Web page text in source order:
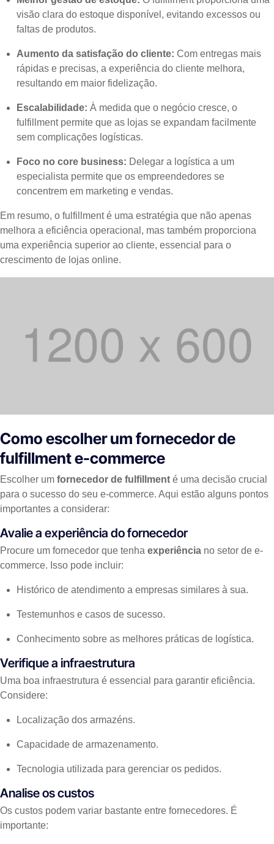
visão clara do estoque disponível, evitando excessos ou
faltas de produtos.
Aumento da satisfação do cliente: Com entregas mais
rápidas e precisas, a experiência do cliente melhora,
resultando em maior fidelização.
Escalabilidade: À medida que o negócio cresce, o
fulfillment permite que as lojas se expandam facilmente
sem complicações logísticas.
Foco no core business: Delegar a logística a um
especialista permite que os empreendedores se
concentrem em marketing e vendas.
Em resumo, o fulfillment é uma estratégia que não apenas
melhora a eficiência operacional, mas também proporciona
uma experiência superior ao cliente, essencial para o
crescimento de lojas online.
Como escolher um fornecedor de
fulfillment e-commerce
Escolher um fornecedor de fulfillment é uma decisão crucial
para o sucesso do seu e-commerce. Aqui estão alguns pontos
importantes a considerar:
Avalie a experiência do fornecedor
Procure um fornecedor que tenha experiência no setor de e-
commerce. Isso pode incluir:
Histórico de atendimento a empresas similares à sua.
Testemunhos e casos de sucesso.
Conhecimento sobre as melhores práticas de logística.
Verifique a infraestrutura
Uma boa infraestrutura é essencial para garantir eficiência.
Considere:
Localização dos armazéns.
Capacidade de armazenamento.
Tecnologia utilizada para gerenciar os pedidos.
Analise os custos
Os custos podem variar bastante entre fornecedores. É
importante: